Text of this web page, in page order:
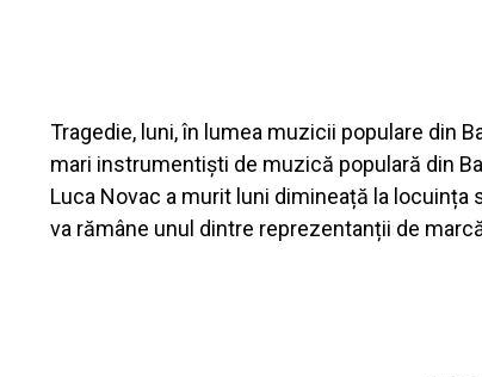
Tragedie, luni, în lumea muzicii populare din
mari instrumentiști de muzică populară din
Luca Novac a murit luni dimineață la locuința
va rămâne unul dintre reprezentanții de